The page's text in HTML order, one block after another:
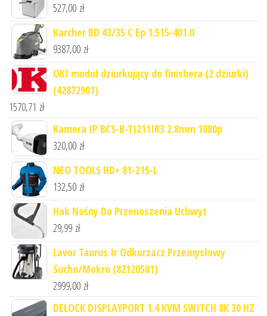
527,00 zł
Karcher BD 43/35 C Ep 1.515-401.0
9387,00 zł
OKI moduł dziurkujący do finishera (2 dziurki)
(42872901)
1570,71 zł
Kamera IP BCS-B-TI211IR3 2.8mm 1080p
320,00 zł
NEO TOOLS HD+ 81-215-L
132,50 zł
Hak Nośny Do Przenoszenia Uchwyt
29,99 zł
Lavor Taurus Ir Odkurzacz Przemysłowy
Sucho/Mokro (82120501)
2999,00 zł
DELOCK DISPLAYPORT 1.4 KVM SWITCH 8K 30 HZ